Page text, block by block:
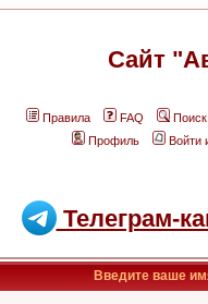
Сайт
Правила FAQ
Поиск
Профиль
Войти
Телеграм-
Введите ваше